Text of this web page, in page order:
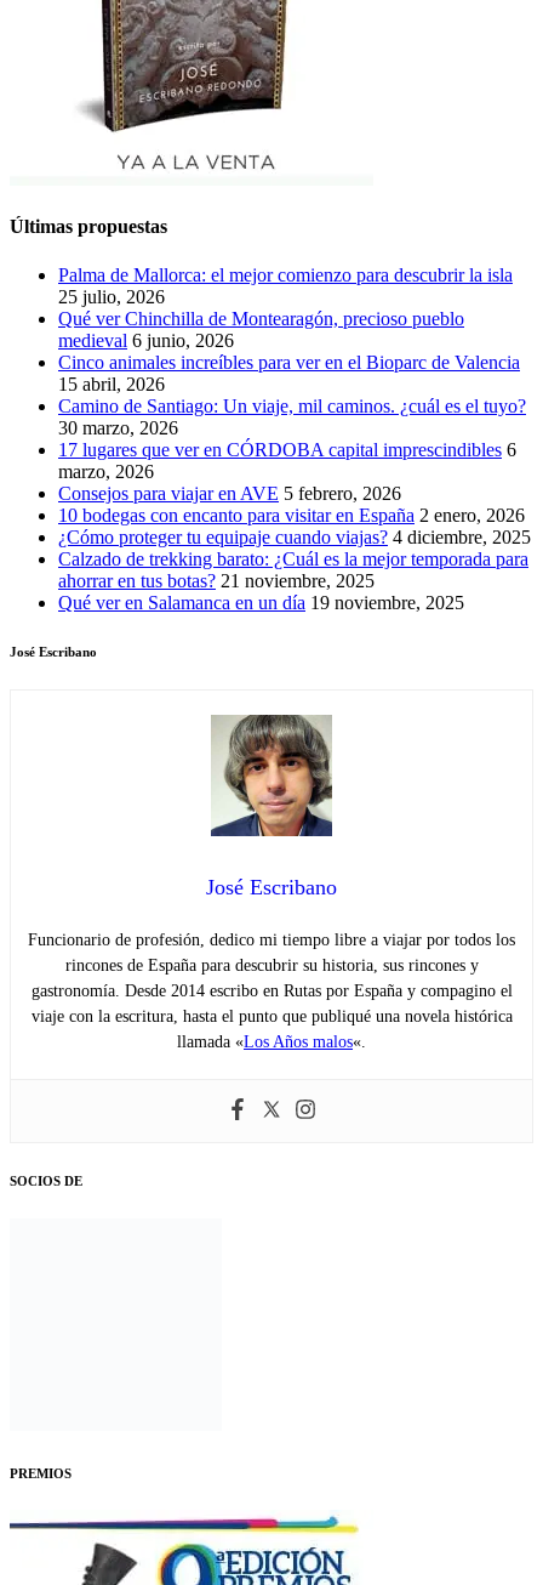
Últimas propuestas
Palma de Mallorca: el mejor comienzo para descubrir la isla
25 julio, 2026
Qué ver Chinchilla de Montearagón, precioso pueblo
medieval 6 junio, 2026
Cinco animales increíbles para ver en el Bioparc de Valencia
15 abril, 2026
Camino de Santiago: Un viaje, mil caminos. ¿cuál es el tuyo?
30 marzo, 2026
17 lugares que ver en CÓRDOBA capital imprescindibles 6
marzo, 2026
Consejos para viajar en AVE 5 febrero, 2026
10 bodegas con encanto para visitar en España 2 enero, 2026
¿Cómo proteger tu equipaje cuando viajas? 4 diciembre, 2025
Calzado de trekking barato: ¿Cuál es la mejor temporada para
ahorrar en tus botas? 21 noviembre, 2025
Qué ver en Salamanca en un día 19 noviembre, 2025
José Escribano
José Escribano
Funcionario de profesión, dedico mi tiempo libre a viajar por todos los
rincones de España para descubrir su historia, sus rincones y
gastronomía. Desde 2014 escribo en Rutas por España y compagino el
viaje con la escritura, hasta el punto que publiqué una novela histórica
llamada «Los Años malos«.
SOCIOS DE
PREMIOS